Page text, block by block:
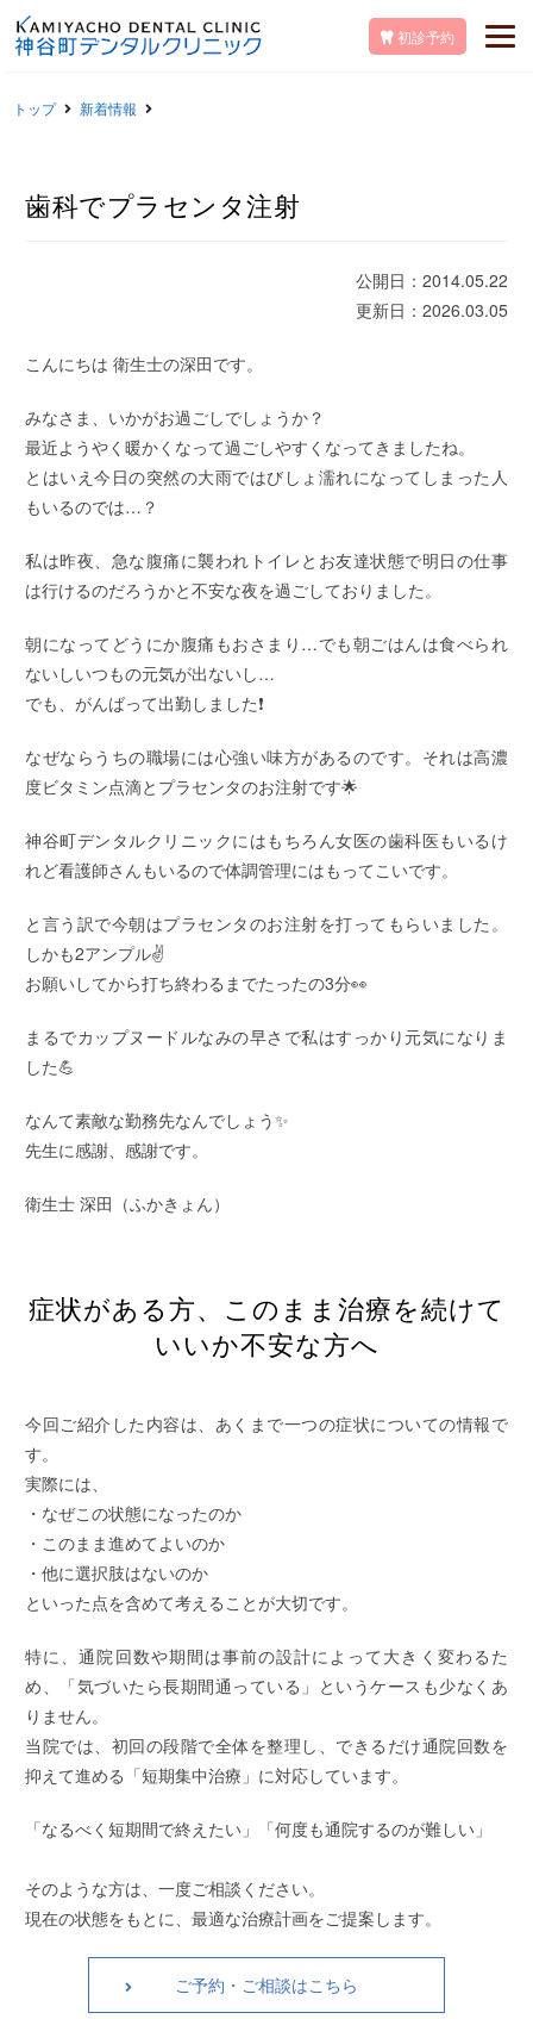
初診予約
トップ 新着情報
歯科でプラセンタ注射
公開日：2014.05.22
更新日：2026.03.05
こんにちは 衛生士の深田です。
みなさま、いかがお過ごしでしょうか？
最近ようやく暖かくなって過ごしやすくなってきましたね。
とはいえ今日の突然の大雨ではびしょ濡れになってしまった人
もいるのでは…？
私は昨夜、急な腹痛に襲われトイレとお友達状態で明日の仕事
は行けるのだろうかと不安な夜を過ごしておりました。
朝になってどうにか腹痛もおさまり…でも朝ごはんは食べられ
ないしいつもの元気が出ないし…
でも、がんばって出勤しました❗️
なぜならうちの職場には心強い味方があるのです。それは高濃
度ビタミン点滴とプラセンタのお注射です🌟
神谷町デンタルクリニックにはもちろん女医の歯科医もいるけ
れど看護師さんもいるので体調管理にはもってこいです。
と言う訳で今朝はプラセンタのお注射を打ってもらいました。
しかも2アンプル✌️
お願いしてから打ち終わるまでたったの3分👀
まるでカップヌードルなみの早さで私はすっかり元気になりま
した💪
なんて素敵な勤務先なんでしょう✨
先生に感謝、感謝です。
衛生士 深田（ふかきょん）
症状がある方、このまま治療を続けて
いいか不安な方へ
今回ご紹介した内容は、あくまで一つの症状についての情報で
す。
実際には、
・なぜこの状態になったのか
・このまま進めてよいのか
・他に選択肢はないのか
といった点を含めて考えることが大切です。
特に、通院回数や期間は事前の設計によって大きく変わるた
め、「気づいたら長期間通っている」というケースも少なくあ
りません。
当院では、初回の段階で全体を整理し、できるだけ通院回数を
抑えて進める「短期集中治療」に対応しています。
「なるべく短期間で終えたい」「何度も通院するのが難しい」
そのような方は、一度ご相談ください。
現在の状態をもとに、最適な治療計画をご提案します。
ご予約・ご相談はこちら